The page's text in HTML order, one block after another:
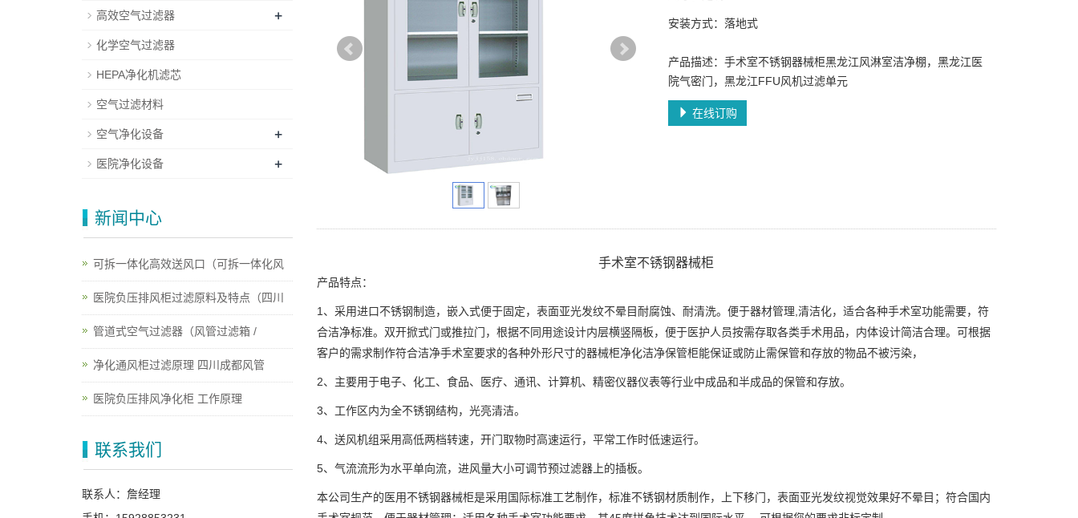
安装方式：落地式
产品描述：手术室不锈钢器械柜黑龙江风淋室洁净棚，黑龙江医
院气密门，黑龙江FFU风机过滤单元
在线订购
手术室不锈钢器械柜
产品特点：
1、采用进口不锈钢制造，嵌入式便于固定，表面亚光发纹不晕目耐腐蚀、耐清洗。便于器材管理,清洁化，适合各种手术室功能需要，符
合洁净标准。双开掀式门或推拉门，根据不同用途设计内层横竖隔板，便于医护人员按需存取各类手术用品，内体设计简洁合理。可根据
客户的需求制作符合洁净手术室要求的各种外形尺寸的器械柜净化洁净保管柜能保证或防止需保管和存放的物品不被污染，
2、主要用于电子、化工、食品、医疗、通讯、计算机、精密仪器仪表等行业中成品和半成品的保管和存放。
3、工作区内为全不锈钢结构，光亮清洁。
4、送风机组采用高低两档转速，开门取物时高速运行，平常工作时低速运行。
5、气流流形为水平单向流，进风量大小可调节预过滤器上的插板。
本公司生产的医用不锈钢器械柜是采用国际标准工艺制作，标准不锈钢材质制作，上下移门，表面亚光发纹视觉效果好不晕目；符合国内
高效空气过滤器 +
化学空气过滤器
HEPA净化机滤芯
空气过滤材料
空气净化设备 +
医院净化设备 +
新闻中心
可拆一体化高效送风口（可拆一体化风
医院负压排风柜过滤原料及特点（四川
管道式空气过滤器（风管过滤箱 /
净化通风柜过滤原理 四川成都风管
医院负压排风净化柜 工作原理
联系我们
联系人：詹经理